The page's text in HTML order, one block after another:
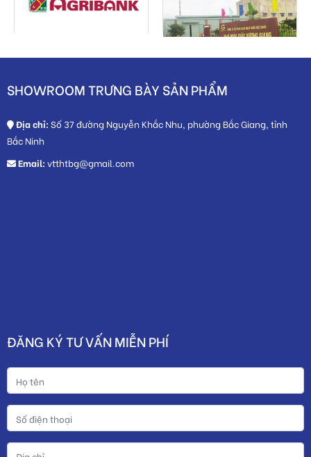
SHOWROOM TRƯNG BÀY SẢN PHẨM
Địa chỉ: Số 37 đường Nguyễn Khắc Nhu, phường Bắc Giang, tỉnh
Bắc Ninh
Email: vtthtbg@gmail.com
ĐĂNG KÝ TƯ VẤN MIỄN PHÍ